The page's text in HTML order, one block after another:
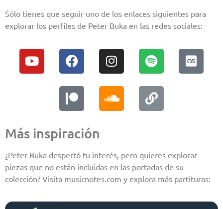
Sólo tienes que seguir uno de los enlaces siguientes para
explorar los perfiles de Peter Buka en las redes sociales:
Más inspiración
¿Peter Buka despertó tu interés, pero quieres explorar
piezas que no están incluidas en las portadas de su
colección? Visita musicnotes.com y explora más partituras: